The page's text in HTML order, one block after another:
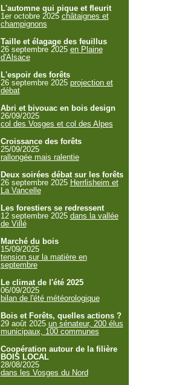
L'automne qui pique et fleurit
1er octobre 2025 châtaignes et
champignons
Taille et élagage des feuillus
26 septembre 2025 en Plaine
d'Alsace
L'espoir des forêts
26 septembre 2025 projection et
débat
Abri et bivouac en bois design
26/09/2025
col des Vosges et col des Alpes
Croissance des forêts
25/09/2025
rallongée mais ralentie
Deux soirées débat sur les forêts
26 septembre 2025 Herrlisheim et
La Vancelle
Les forestiers se redressent
12 septembre 2025 dans la vallée
de Villé
Marché du bois
15/09/2025
tension sur la matière en
septembre
Le climat de l'été 2025
06/09/2025
bilan de l'été météorologique
Bois et Forêts, quelles actions ?
29 août 2025 un sénateur, 200 élus
municipaux, 100 communes
Coopération autour de la filière
BOIS LOCAL
28/08/2025
dans les Vosges du Nord